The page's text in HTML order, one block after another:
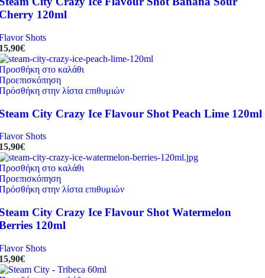
120ml
Shots
€
στο καλάθι
στην λίστα επιθυμιών
City Crazy Ice Flavour Shot Peach Lime 120ml
Shots
€
στο καλάθι
στην λίστα επιθυμιών
City Crazy Ice Flavour Shot Watermelon
120ml
Shots
€